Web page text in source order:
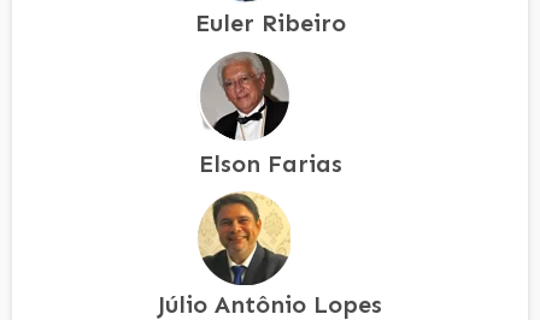
Euler Ribeiro
Elson Farias
Júlio Antônio Lopes